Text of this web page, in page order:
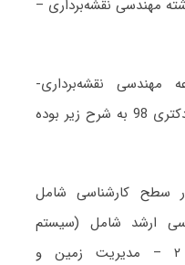
و آزاد رشته مهندسی نقشه‌برداری –
مهندسی نقشه‌برداری-
سیستم اطلاعات مکانی در آزمون دکتری 98 به شرح زیر بوده
سطح کارشناسی شامل
ارشد شامل (سیستم
اطلاعات جغرافیایی (GIS) 1و ۲ – مدیریت زمین و